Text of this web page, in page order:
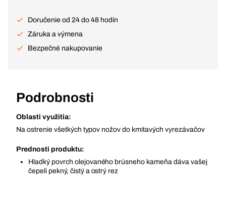
Doručenie od 24 do 48 hodín
Záruka a výmena
Bezpečné nakupovanie
Podrobnosti
Oblasti využitia:
Na ostrenie všetkých typov nožov do kmitavých vyrezávačov
Prednosti produktu:
Hladký povrch olejovaného brúsneho kameňa dáva vašej
čepeli pekný, čistý a ostrý rez